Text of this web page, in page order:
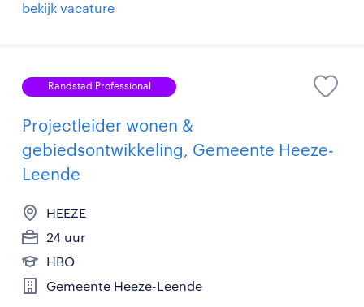
bekijk vacature
Randstad Professional
Projectleider wonen &
gebiedsontwikkeling, Gemeente Heeze-
Leende
HEEZE
24 uur
HBO
Gemeente Heeze-Leende